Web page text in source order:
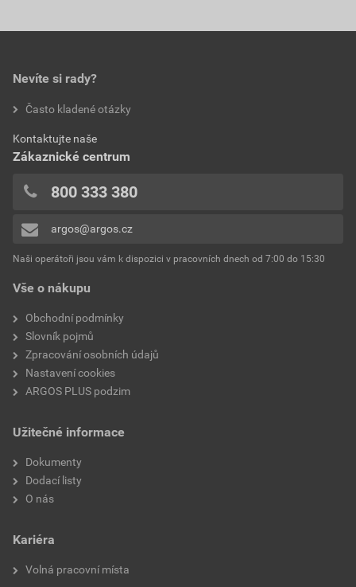
Vše o nákupu
Obchodní podmínky
Slovník pojmů
Zpracování osobních údajů
Nastavení cookies
ARGOS PLUS podzim
Užitečné informace
Dokumenty
Dodací listy
O nás
Kariéra
Volná pracovní místa
Nevíte si rady?
Často kladené otázky
Kontaktujte naše
Zákaznické centrum
800 333 380
argos@argos.cz
Naši operátoři jsou vám k dispozici v pracovních dnech od 7:00 do 15:30